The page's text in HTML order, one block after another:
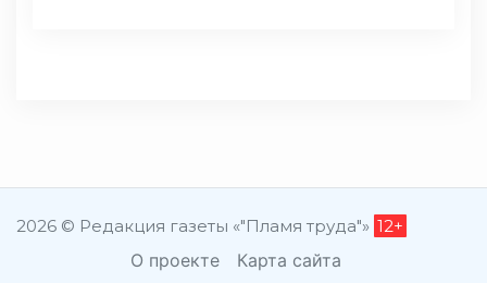
2026 © Редакция газеты «"Пламя труда"» 12+
О проекте Карта сайта